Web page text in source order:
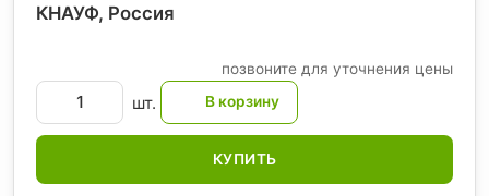
КНАУФ, Россия
позвоните для уточнения цены
шт.
КУПИТЬ